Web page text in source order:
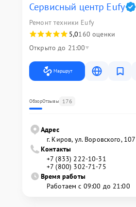
Сервисный центр Eufy
Ремонт техники Eufy
5,0160 оценки
Открыто до 21:00
Маршрут
ОбзорОтзывы 176
Адрес
г. Киров, ул. Воровского, 107
Контакты
+7 (833) 222-10-31
+7 (800) 302-71-75
Время работы
Работаем с 09:00 до 21:00